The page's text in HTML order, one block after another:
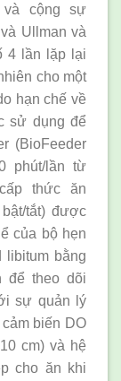
và cộng sự
Ullman và
4 lần lặp lại
cho một
hạn chế về
sử dụng để
(BioFeeder
phút/lần từ
thức ăn
tắt) được
của bộ hẹn
libitum bằng
để theo dõi
sự quản lý
biến DO
cm) và hệ
cho ăn khi